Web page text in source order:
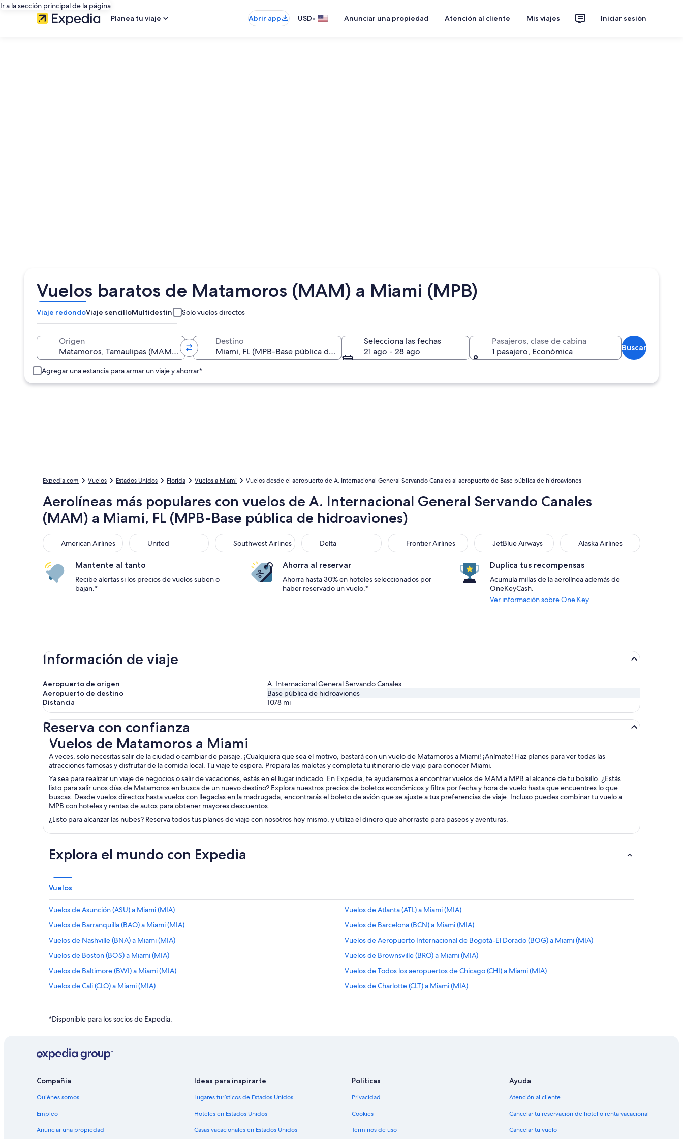
Ir a la sección principal de la página
Planea tu viaje
Abrir app USD• Anunciar una propiedad Atención al cliente Mis viajes Iniciar sesión
Vuelos baratos de Matamoros (MAM) a Miami (MPB)
Viaje redondoViaje sencilloMultidestino Solo vuelos directos
Origen Destino
Selecciona las fechas
21 ago - 28 ago
Pasajeros, clase de cabina
1 pasajero, Económica
Buscar
Agregar una estancia para armar un viaje y ahorrar*
Expedia.com Vuelos Estados Unidos Florida Vuelos a Miami Vuelos desde el aeropuerto de A. Internacional General Servando Canales al aeropuerto de Base pública de hidroaviones
Aerolíneas más populares con vuelos de A. Internacional General Servando Canales
(MAM) a Miami, FL (MPB-Base pública de hidroaviones)
American Airlines
American Airlines United
United Southwest Airlines
Southwest Airlines Delta
Delta Frontier Airlines
Frontier Airlines JetBlue Airways
JetBlue Airways Alaska Airlines
Alaska Airlines
Mantente al tanto
Recibe alertas si los precios de vuelos suben o
bajan.*
Ahorra al reservar
Ahorra hasta 30% en hoteles seleccionados por
haber reservado un vuelo.*
Duplica tus recompensas
Acumula millas de la aerolínea además de
OneKeyCash.
Ver información sobre One Key
Información de viaje
Aeropuerto de origen
A. Internacional General Servando Canales
Aeropuerto de destino
Base pública de hidroaviones
Distancia
1078 mi
Reserva con confianza
Vuelos de Matamoros a Miami
A veces, solo necesitas salir de la ciudad o cambiar de paisaje. ¡Cualquiera que sea el motivo, bastará con un vuelo de Matamoros a Miami! ¡Anímate! Haz planes para ver todas las
atracciones famosas y disfrutar de la comida local. Tu viaje te espera. Prepara las maletas y completa tu itinerario de viaje para conocer Miami.
Ya sea para realizar un viaje de negocios o salir de vacaciones, estás en el lugar indicado. En Expedia, te ayudaremos a encontrar vuelos de MAM a MPB al alcance de tu bolsillo. ¿Estás
listo para salir unos días de Matamoros en busca de un nuevo destino? Explora nuestros precios de boletos económicos y filtra por fecha y hora de vuelo hasta que encuentres lo que
buscas. Desde vuelos directos hasta vuelos con llegadas en la madrugada, encontrarás el boleto de avión que se ajuste a tus preferencias de viaje. Incluso puedes combinar tu vuelo a
MPB con hoteles y rentas de autos para obtener mayores descuentos.
¿Listo para alcanzar las nubes? Reserva todos tus planes de viaje con nosotros hoy mismo, y utiliza el dinero que ahorraste para paseos y aventuras.
Vuelos de Matamoros a Miami
Explora el mundo con Expedia
Vuelos
Vuelos de Asunción (ASU) a Miami (MIA)
Vuelos de Atlanta (ATL) a Miami (MIA)
Vuelos de Barranquilla (BAQ) a Miami (MIA)
Vuelos de Barcelona (BCN) a Miami (MIA)
Vuelos de Nashville (BNA) a Miami (MIA)
Vuelos de Aeropuerto Internacional de Bogotá-El Dorado (BOG) a Miami (MIA)
Vuelos de Boston (BOS) a Miami (MIA)
Vuelos de Brownsville (BRO) a Miami (MIA)
Vuelos de Baltimore (BWI) a Miami (MIA)
Vuelos de Todos los aeropuertos de Chicago (CHI) a Miami (MIA)
Vuelos de Cali (CLO) a Miami (MIA)
Vuelos de Charlotte (CLT) a Miami (MIA)
Vuelos de Cúcuta (CUC) a Miami (MIA)
Vuelos de Dallas (DFW) a Miami (MIA)
Vuelos de El Paso (ELP) a Miami (MIA)
Vuelos de Buenos Aires (EZE) a Miami (MIA)
Vuelos de Georgetown (GEO) a Miami (MIA)
*Disponible para los socios de Expedia.
Compañía
Quiénes somos
Empleo
Anunciar una propiedad
Ideas para inspirarte
Lugares turísticos de Estados Unidos
Hoteles en Estados Unidos
Casas vacacionales en Estados Unidos
Políticas
Privacidad
Cookies
Términos de uso
Ayuda
Atención al cliente
Cancelar tu reservación de hotel o renta vacacional
Cancelar tu vuelo